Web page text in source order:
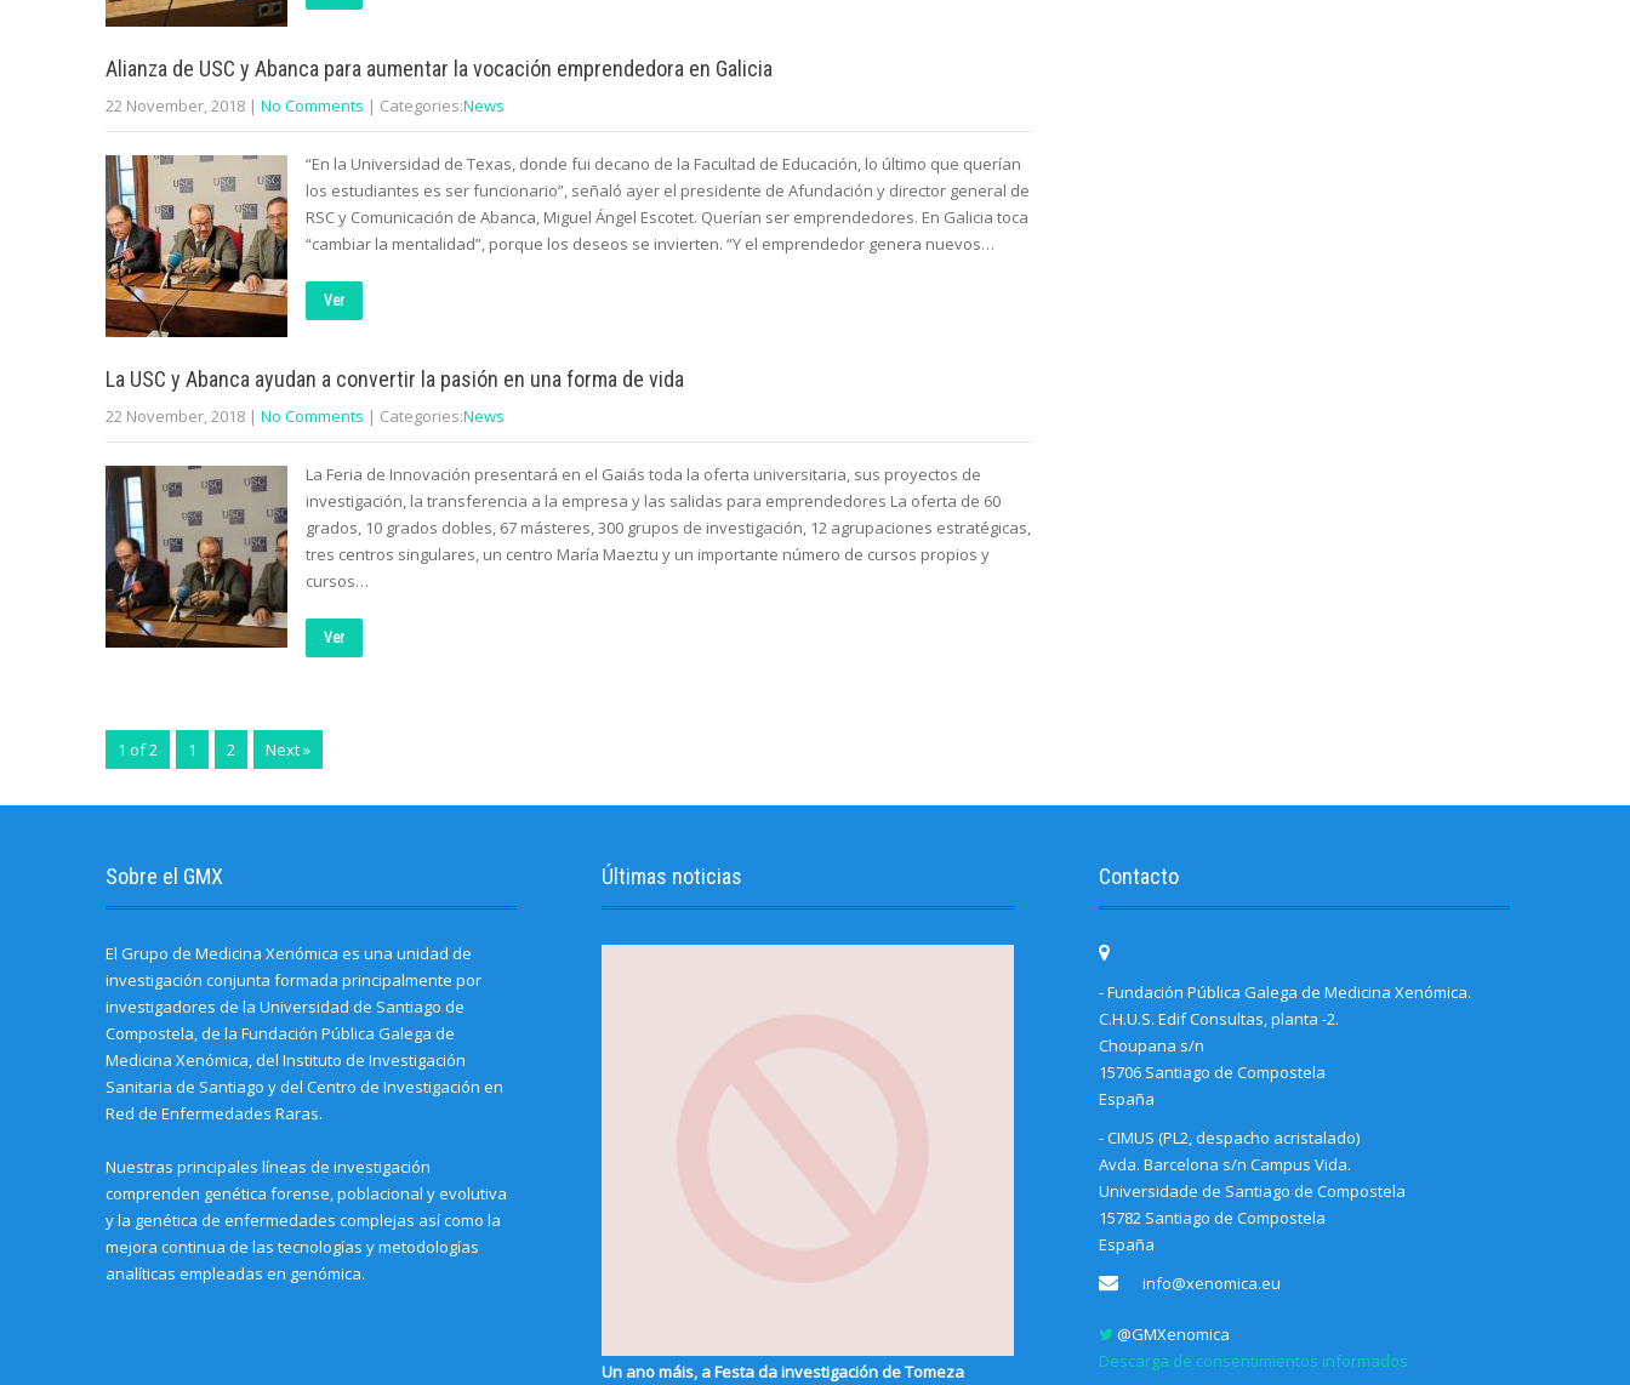
Alianza de USC y Abanca para aumentar la vocación emprendedora en Galicia
22 November, 2018 | No Comments | Categories:News
“En la Universidad de Texas, donde fui decano de la Facultad de Educación, lo último que querían
los estudiantes es ser funcionario”, señaló ayer el presidente de Afundación y director general de
RSC y Comunicación de Abanca, Miguel Ángel Escotet. Querían ser emprendedores. En Galicia toca
“cambiar la mentalidad”, porque los deseos se invierten. “Y el emprendedor genera nuevos…
Ver
La USC y Abanca ayudan a convertir la pasión en una forma de vida
22 November, 2018 | No Comments | Categories:News
La Feria de Innovación presentará en el Gaiás toda la oferta universitaria, sus proyectos de
investigación, la transferencia a la empresa y las salidas para emprendedores La oferta de 60
grados, 10 grados dobles, 67 másteres, 300 grupos de investigación, 12 agrupaciones estratégicas,
tres centros singulares, un centro María Maeztu y un importante número de cursos propios y
cursos…
Ver
1 of 2 1 2 Next »
Sobre el GMX
El Grupo de Medicina Xenómica es una unidad de
investigación conjunta formada principalmente por
investigadores de la Universidad de Santiago de
Compostela, de la Fundación Pública Galega de
Medicina Xenómica, del Instituto de Investigación
Sanitaria de Santiago y del Centro de Investigación en
Red de Enfermedades Raras.
Nuestras principales líneas de investigación
comprenden genética forense, poblacional y evolutiva
y la genética de enfermedades complejas así como la
mejora continua de las tecnologías y metodologías
analíticas empleadas en genómica.
Últimas noticias
Un ano máis, a Festa da investigación de Tomeza
Contacto
- Fundación Pública Galega de Medicina Xenómica.
C.H.U.S. Edif Consultas, planta -2.
Choupana s/n
15706 Santiago de Compostela
España
- CIMUS (PL2, despacho acristalado)
Avda. Barcelona s/n Campus Vida.
Universidade de Santiago de Compostela
15782 Santiago de Compostela
España
info@xenomica.eu
@GMXenomica
Descarga de consentimientos informados